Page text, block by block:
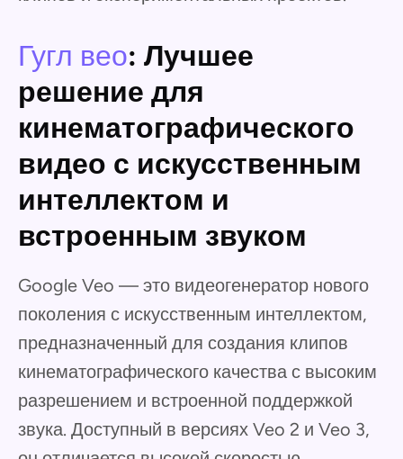
Гугл вео: Лучшее
решение для
кинематографического
видео с искусственным
интеллектом и
встроенным звуком
Google Veo — это видеогенератор нового
поколения с искусственным интеллектом,
предназначенный для создания клипов
кинематографического качества с высоким
разрешением и встроенной поддержкой
звука. Доступный в версиях Veo 2 и Veo 3,